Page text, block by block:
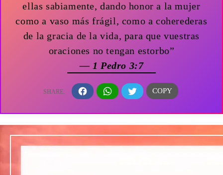
ellas sabiamente, dando honor a la mujer
como a vaso más frágil, como a coherederas
de la gracia de la vida, para que vuestras
oraciones no tengan estorbo”
— 1 Pedro 3:7